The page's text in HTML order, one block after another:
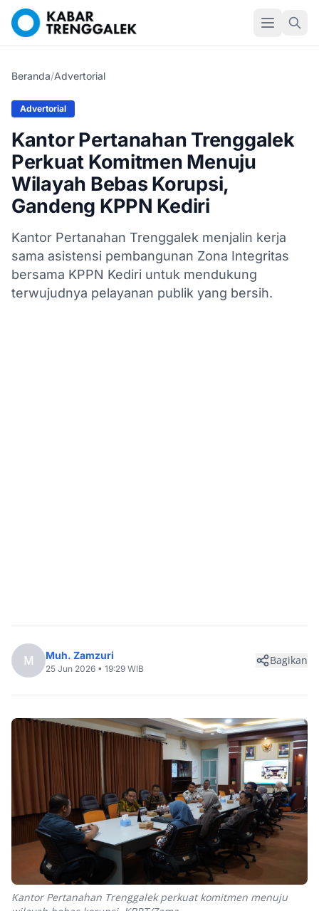
Beranda/Advertorial
Advertorial
Kantor Pertanahan Trenggalek
Perkuat Komitmen Menuju
Wilayah Bebas Korupsi,
Gandeng KPPN Kediri
Kantor Pertanahan Trenggalek menjalin kerja
sama asistensi pembangunan Zona Integritas
bersama KPPN Kediri untuk mendukung
terwujudnya pelayanan publik yang bersih.
M Muh. Zamzuri
25 Jun 2026 • 19:29 WIB
Bagikan
Kantor Pertanahan Trenggalek perkuat komitmen menuju